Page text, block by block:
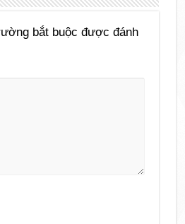
bắt buộc được đánh